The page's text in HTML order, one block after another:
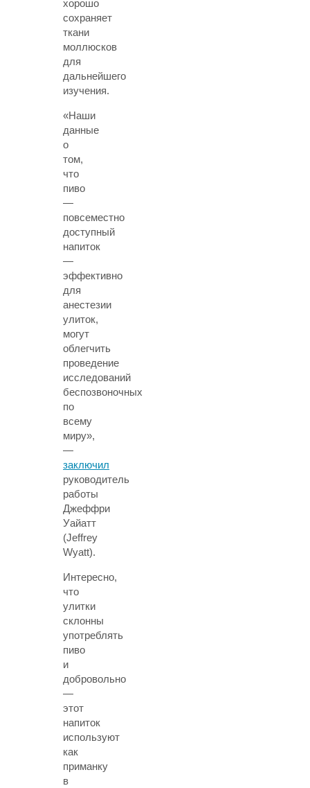
хорошо
сохраняет
ткани
моллюсков
для
дальнейшего
изучения.
«Наши
данные
о
том,
что
пиво
—
повсеместно
доступный
напиток
—
эффективно
для
анестезии
улиток,
могут
облегчить
проведение
исследований
беспозвоночных
по
всему
миру»,
—
заключил
руководитель
работы
Джеффри
Уайатт
(Jeffrey
Wyatt).
Интересно,
что
улитки
склонны
употреблять
пиво
и
добровольно
—
этот
напиток
используют
как
приманку
в